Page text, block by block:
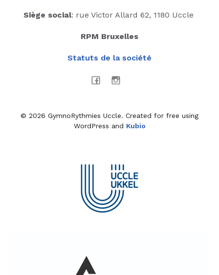
Siège social: rue Victor Allard 62, 1180 Uccle
RPM Bruxelles
Statuts de la société
© 2026 GymnoRythmies Uccle. Created for free using
WordPress and Kubio